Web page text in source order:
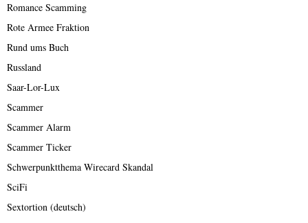
Romance Scamming
Rote Armee Fraktion
Rund ums Buch
Russland
Saar-Lor-Lux
Scammer
Scammer Alarm
Scammer Ticker
Schwerpunktthema Wirecard Skandal
SciFi
Sextortion (deutsch)